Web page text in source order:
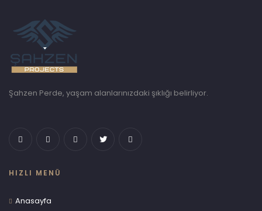
Şahzen Perde, yaşam alanlarınızdaki şıklığı belirliyor.
HIZLI MENÜ
Anasayfa